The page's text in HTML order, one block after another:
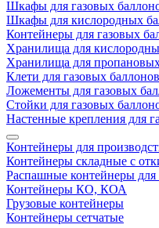
Шкафы для газовых
Шкафы для кислородных
Контейнеры для газовых
Хранилища для
Хранилища для
Клети для газовых баллонов
Ложементы для газовых
Стойки для газовых
Настенные крепления для
Контейнеры для
Контейнеры складные с
Распашные контейнеры для
Контейнеры КО, КОА
Грузовые контейнеры
Контейнеры сетчатые